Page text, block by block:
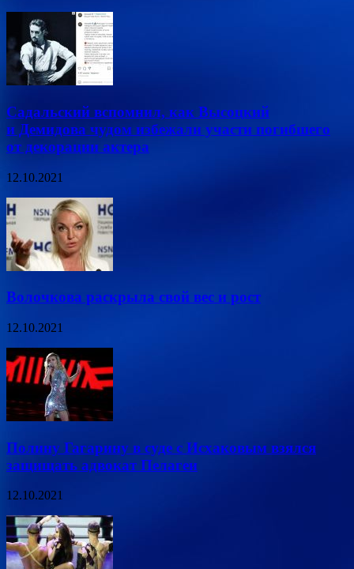
Садальский вспомнил, как Высоцкий
и Демидова чудом избежали участи погибшего
от декорации актера
12.10.2021
Волочкова раскрыла свой вес и рост
12.10.2021
Полину Гагарину в суде с Исхаковым взялся
защищать адвокат Пелагеи
12.10.2021